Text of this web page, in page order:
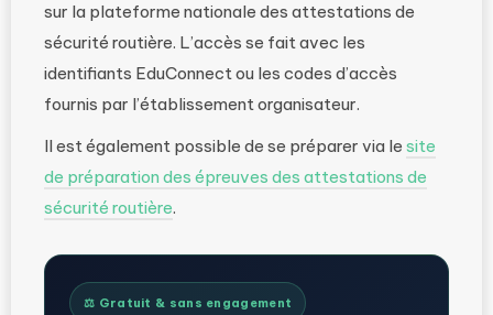
sur la plateforme nationale des attestations de
sécurité routière. L’accès se fait avec les
identifiants EduConnect ou les codes d’accès
fournis par l’établissement organisateur.
Il est également possible de se préparer via le site
de préparation des épreuves des attestations de
sécurité routière.
⚖️ Gratuit & sans engagement